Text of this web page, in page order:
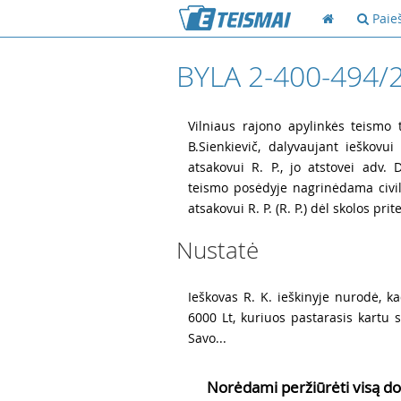
BYLA 2-400-494/
Vilniaus rajono apylinkės teismo
B.Sienkievič, dalyvaujant
atsakovui R. P., jo atstovei adv.
teismo posėdyje nagrinėdama
atsakovui R. P. (R. P.) dėl skolos
Nustatė
Ieškovas R. K. ieškinyje nurodė,
6000 Lt, kuriuos pastarasis kartu
Savo...
Norėdami peržiūrėti visą